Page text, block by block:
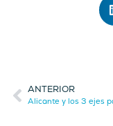
ANTERIOR